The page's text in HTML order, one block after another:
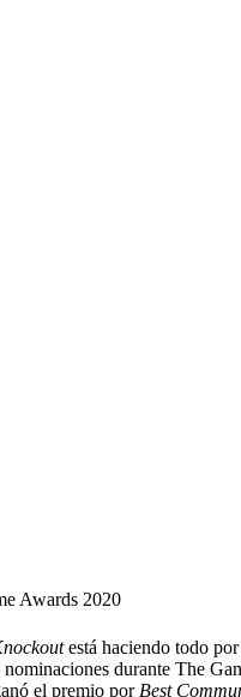
Awards 2020
está haciendo todo por
durante The
el premio por Best